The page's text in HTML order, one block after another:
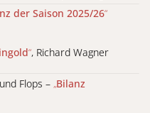
der Saison 2025/26“
“, Richard Wagner
Flops – „Bilanz